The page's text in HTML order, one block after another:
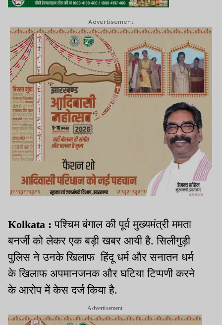
Advertisement
Kolkata :पश्चिम बंगाल की पूर्व मुख्यमंत्री ममता
बनर्जी को लेकर एक बड़ी खबर आयी है. सिलीगुड़ी
पुलिस ने उनके खिलाफ हिंदू धर्म और सनातन धर्म
के खिलाफ अपमानजनक और घटिया टिप्पणी करने
के आरोप में केस दर्ज किया है.
Advertisement